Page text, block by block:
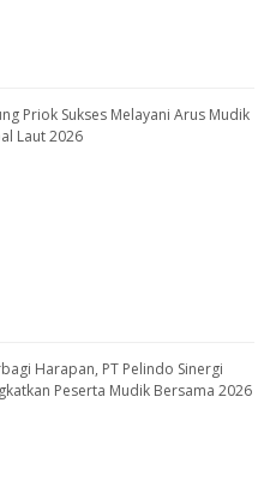
Priok Sukses Melayani Arus Mudik
Laut 2026
Harapan, PT Pelindo Sinergi
Peserta Mudik Bersama 2026